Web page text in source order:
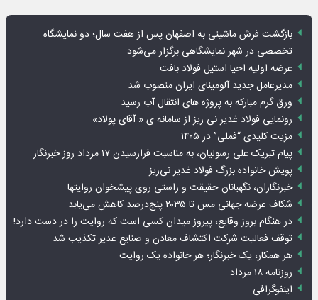
بازگشت فرش ماشینی به اصفهان پس از هفت سال؛ دو نمایشگاه
تخصصی در شهر نمایشگاهی برگزار می‌شود
عرضه اولیه احیا استیل فولاد بافت
مدیرعامل جدید آلومینای ایران منصوب شد
ورق گرم مبارکه به پروژه های انتقال آب رسید
رونمایی فولاد غدیر نی ریز از سامانه ی « آقای پولاد»
مزیت کلیدی “فملی” در ۱۴۰۵
پیام تبریک علی رسولیان، به مناسبت فرارسیدن ۱۷ مرداد روز خبرنگار
پویش خانواده بزرگ فولاد غدیر نی‌ریز
خبرنگاران، نگهبانان حقیقت و راستی روی پیشخوان روایت­ها
شکاف عرضه جهانی مس تا ۲۰۳۵ پنج‌درصد کاهش می‌یابد
در هنگام بروز وقایع، پیروز میدان کسی است که روایت را در دست دارد!
توقف فعالیت شرکت اکتشاف معادن و صنایع غدیر تکذیب شد
هر همکار، یک خبرنگار؛ هر خانواده یک روایت
روزنامه ۱۸ مرداد
اینفوگرافی